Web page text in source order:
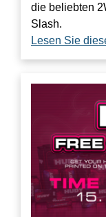
die beliebten
Slash.
Lesen Sie